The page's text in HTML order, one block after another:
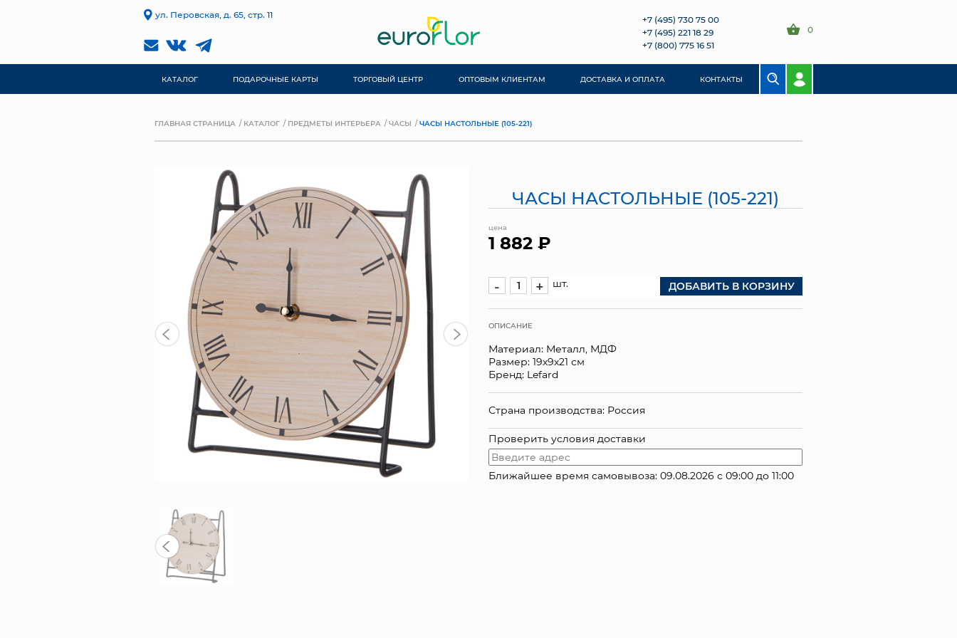
ул. Перовская, д. 65, стр. 11
+7 (495) 730 75 00
+7 (495) 221 18 29
+7 (800) 775 16 51
0
КАТАЛОГ ПОДАРОЧНЫЕ КАРТЫ ТОРГОВЫЙ ЦЕНТР ОПТОВЫМ КЛИЕНТАМ ДОСТАВКА И ОПЛАТА КОНТАКТЫ
ГЛАВНАЯ СТРАНИЦА КАТАЛОГ ПРЕДМЕТЫ ИНТЕРЬЕРА ЧАСЫ ЧАСЫ НАСТОЛЬНЫЕ (105-221)
ЧАСЫ НАСТОЛЬНЫЕ (105-221)
цена
1 882 ₽
- + шт. ДОБАВИТЬ В КОРЗИНУ
ОПИСАНИЕ
Материал: Металл, МДФ
Размер: 19х9х21 см
Бренд: Lefard
Страна производства: Россия
Проверить условия доставки
Ближайшее время самовывоза: 09.08.2026 с 09:00 до 11:00